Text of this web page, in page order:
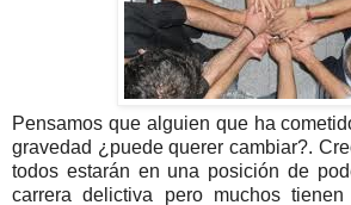
Pensamos que alguien que ha
gravedad ¿puede querer cambiar?.
todos estarán en una posición de
carrera delictiva pero muchos